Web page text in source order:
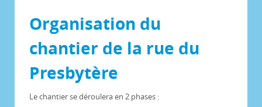
Organisation du
chantier de la rue du
Presbytère
Le chantier se déroulera en 2 phases :